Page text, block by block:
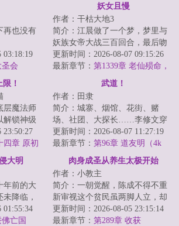
再也没有
03:18:19
圣会
妖女且慢
作者：干枯大地3
简介：江晨做了一个梦，梦里与
妖族女帝大战三百回合，最后吻
了女帝。本来以为只是一场梦，
没想到梦醒之后...
更新时间：2026-08-07 09:15:26
最新章节： 第1339章 老仙殒命，
！
层魔法师
解锁神级
级，即
23:50:27
四章 原初
武道！
作者：田隶
简介：城寨、烟馆、花街、赌
场、社团、大探长……李修文穿
越到了殖民政府统治下的香海，
此世江湖余温尚在...
更新时间：2026-08-07 11:27:19
最新章节： 第96章 道友明（4k
字，求月票）
大明
年前的大
降临，
还未彻
01:55:34
亡国
肉身成圣从养生太极开始
作者：小教主
简介：一朝觉醒，陈成不得不重
新审视这个贫民虽两脚人立，却
与待宰牲口无异的世界……人
祸，诡厄，天倾…...
更新时间：2026-08-05 23:15:14
最新章节： 第289章 收获